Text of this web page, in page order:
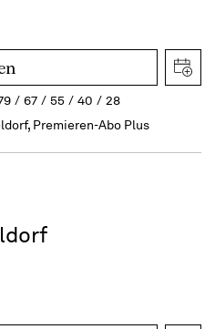
67 55 40
28
Premieren-Abo Plus